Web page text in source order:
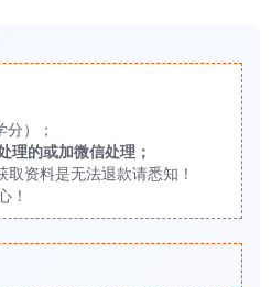
）；
理的或加微信处理；
资料是无法退款请悉知！
！